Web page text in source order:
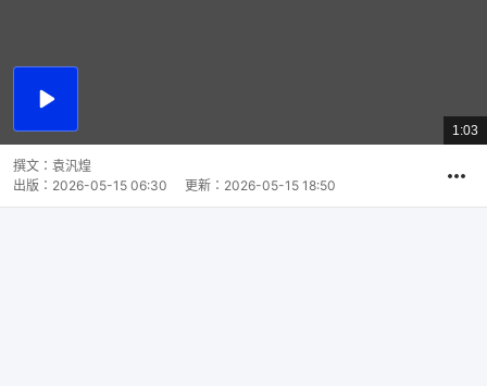
播
總
共
1:03
撰文： 袁汎煌
出版： 2026-05-15 06:30 更新： 2026-05-15 18:50